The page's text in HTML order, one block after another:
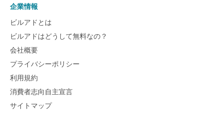
企業情報
ビルアドとは
ビルアドはどうして無料なの？
会社概要
プライバシーポリシー
利用規約
消費者志向自主宣言
サイトマップ